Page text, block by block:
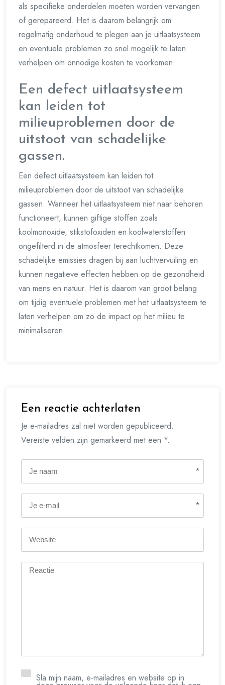
als specifieke onderdelen moeten worden vervangen
of gerepareerd. Het is daarom belangrijk om
regelmatig onderhoud te plegen aan je uitlaatsysteem
en eventuele problemen zo snel mogelijk te laten
verhelpen om onnodige kosten te voorkomen.
Een defect uitlaatsysteem
kan leiden tot
milieuproblemen door de
uitstoot van schadelijke
gassen.
Een defect uitlaatsysteem kan leiden tot
milieuproblemen door de uitstoot van schadelijke
gassen. Wanneer het uitlaatsysteem niet naar behoren
functioneert, kunnen giftige stoffen zoals
koolmonoxide, stikstofoxiden en koolwaterstoffen
ongefilterd in de atmosfeer terechtkomen. Deze
schadelijke emissies dragen bij aan luchtvervuiling en
kunnen negatieve effecten hebben op de gezondheid
van mens en natuur. Het is daarom van groot belang
om tijdig eventuele problemen met het uitlaatsysteem te
laten verhelpen om zo de impact op het milieu te
minimaliseren.
Een reactie achterlaten
Je e-mailadres zal niet worden gepubliceerd.
Vereiste velden zijn gemarkeerd met een *.
*
*
Sla mijn naam, e-mailadres en website op in